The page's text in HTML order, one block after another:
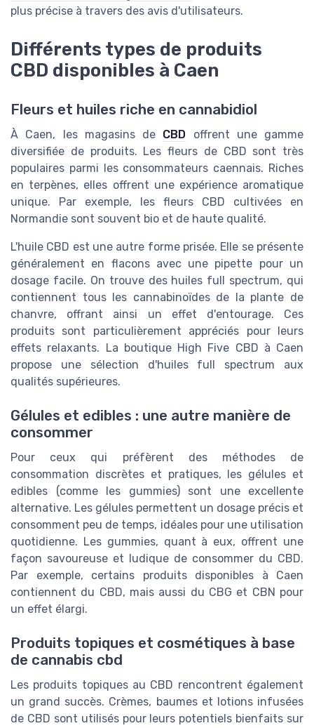
plus précise à travers des avis d'utilisateurs.
Différents types de produits
CBD disponibles à Caen
Fleurs et huiles riche en cannabidiol
À Caen, les magasins de CBD offrent une gamme
diversifiée de produits. Les fleurs de CBD sont très
populaires parmi les consommateurs caennais. Riches
en terpènes, elles offrent une expérience aromatique
unique. Par exemple, les fleurs CBD cultivées en
Normandie sont souvent bio et de haute qualité.
L'huile CBD est une autre forme prisée. Elle se présente
généralement en flacons avec une pipette pour un
dosage facile. On trouve des huiles full spectrum, qui
contiennent tous les cannabinoïdes de la plante de
chanvre, offrant ainsi un effet d'entourage. Ces
produits sont particulièrement appréciés pour leurs
effets relaxants. La boutique High Five CBD à Caen
propose une sélection d'huiles full spectrum aux
qualités supérieures.
Gélules et edibles : une autre manière de
consommer
Pour ceux qui préfèrent des méthodes de
consommation discrètes et pratiques, les gélules et
edibles (comme les gummies) sont une excellente
alternative. Les gélules permettent un dosage précis et
consomment peu de temps, idéales pour une utilisation
quotidienne. Les gummies, quant à eux, offrent une
façon savoureuse et ludique de consommer du CBD.
Par exemple, certains produits disponibles à Caen
contiennent du CBD, mais aussi du CBG et CBN pour
un effet élargi.
Produits topiques et cosmétiques à base
de cannabis cbd
Les produits topiques au CBD rencontrent également
un grand succès. Crèmes, baumes et lotions infusées
de CBD sont utilisés pour leurs potentiels bienfaits sur